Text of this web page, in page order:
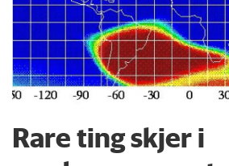
Rare ting skjer i